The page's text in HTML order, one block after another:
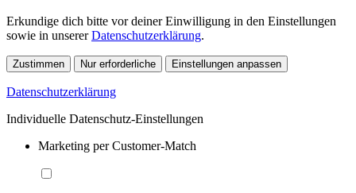
Erkundige dich bitte vor deiner Einwilligung in den Einstellungen
sowie in unsererDatenschutzerklärung.
Zustimmen Nur erforderliche Einstellungen anpassen
Datenschutzerklärung
Individuelle Datenschutz-Einstellungen
Marketing per Customer-Match